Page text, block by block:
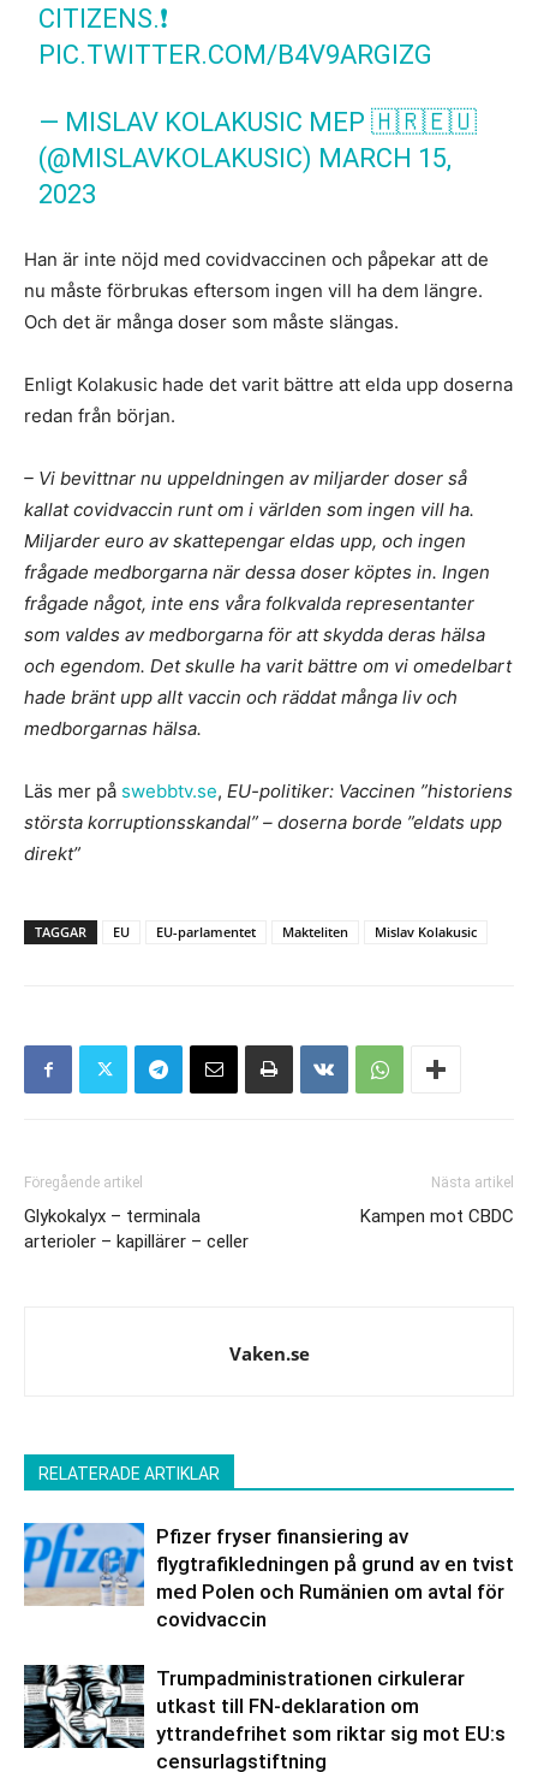
CITIZENS.❗️
PIC.TWITTER.COM/B4V9ARGIZG
— MISLAV KOLAKUSIC MEP 🇭🇷🇪🇺
(@MISLAVKOLAKUSIC) MARCH 15,
2023
Han är inte nöjd med covidvaccinen och påpekar att de
nu måste förbrukas eftersom ingen vill ha dem längre.
Och det är många doser som måste slängas.
Enligt Kolakusic hade det varit bättre att elda upp doserna
redan från början.
– Vi bevittnar nu uppeldningen av miljarder doser så
kallat covidvaccin runt om i världen som ingen vill ha.
Miljarder euro av skattepengar eldas upp, och ingen
frågade medborgarna när dessa doser köptes in. Ingen
frågade något, inte ens våra folkvalda representanter
som valdes av medborgarna för att skydda deras hälsa
och egendom. Det skulle ha varit bättre om vi omedelbart
hade bränt upp allt vaccin och räddat många liv och
medborgarnas hälsa.
Läs mer på swebbtv.se, EU-politiker: Vaccinen ”historiens
största korruptionsskandal” – doserna borde ”eldats upp
direkt”
TAGGAR EU EU-parlamentet Makteliten Mislav Kolakusic
Föregående artikel
Glykokalyx – terminala
arterioler – kapillärer – celler
Nästa artikel
Kampen mot CBDC
Vaken.se
RELATERADE ARTIKLAR
Pfizer fryser finansiering av
flygtrafikledningen på grund av en tvist
med Polen och Rumänien om avtal för
covidvaccin
Trumpadministrationen cirkulerar
utkast till FN-deklaration om
yttrandefrihet som riktar sig mot EU:s
censurlagstiftning